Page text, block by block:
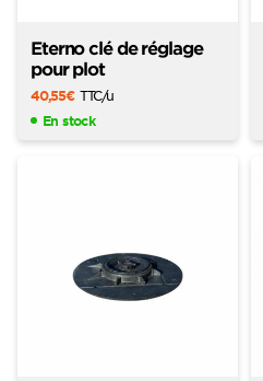
Eterno clé de réglage
pour plot
40,55€ TTC/u
En stock